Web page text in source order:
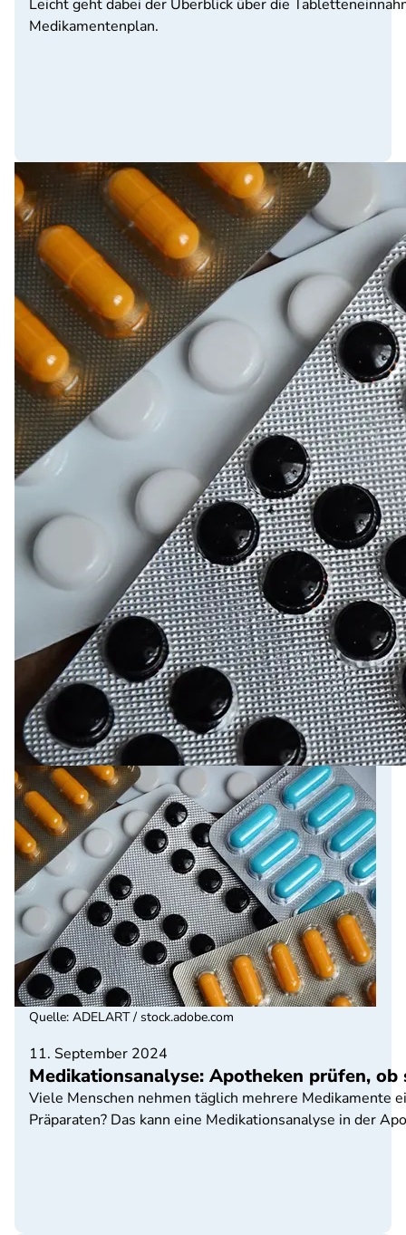
Leicht geht dabei der Überblick über die
Medikamentenplan.
11. September 2024
Medikationsanalyse: Apotheken prüfen,
Viele Menschen nehmen täglich mehrere Medikamente
Präparaten? Das kann eine Medikationsanalyse in der
Quelle: ADELART / stock.adobe.com